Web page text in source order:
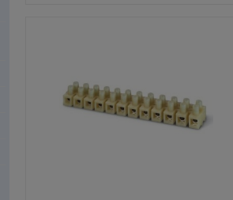
- waga kpl ~ 4320g
- gwarancja 1 rok lub dłużej zgodnie z
wytycznymi producenta